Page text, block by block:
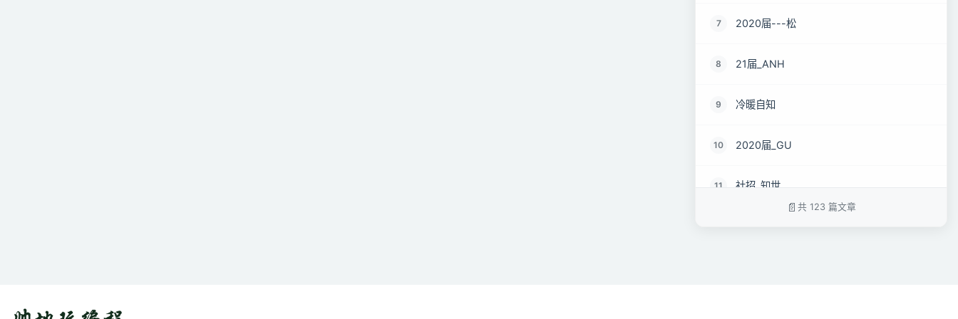
7 2020届---松
8 21届_ANH
9 冷暖自知
10 2020届_GU
11 社招_知世
共 123 篇文章